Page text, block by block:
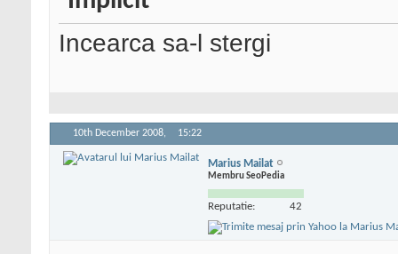
Incearca sa-l stergi
10th December 2008, 15:22
Marius Mailat
Membru SeoPedia
Reputatie: 42